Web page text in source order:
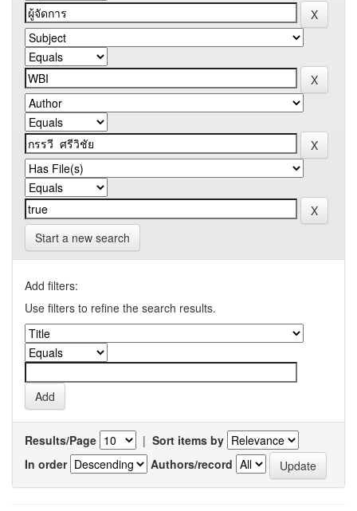
Start a new search
Add filters:
Use filters to refine the search results.
Results/Page | Sort items by
In order
Authors/record